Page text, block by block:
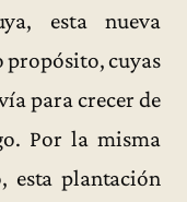
esta nueva
propósito, cuyas
para crecer de
Por la misma
esta plantación